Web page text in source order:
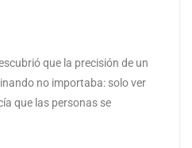
que la precisión de un
no importaba: solo ver
que las personas se